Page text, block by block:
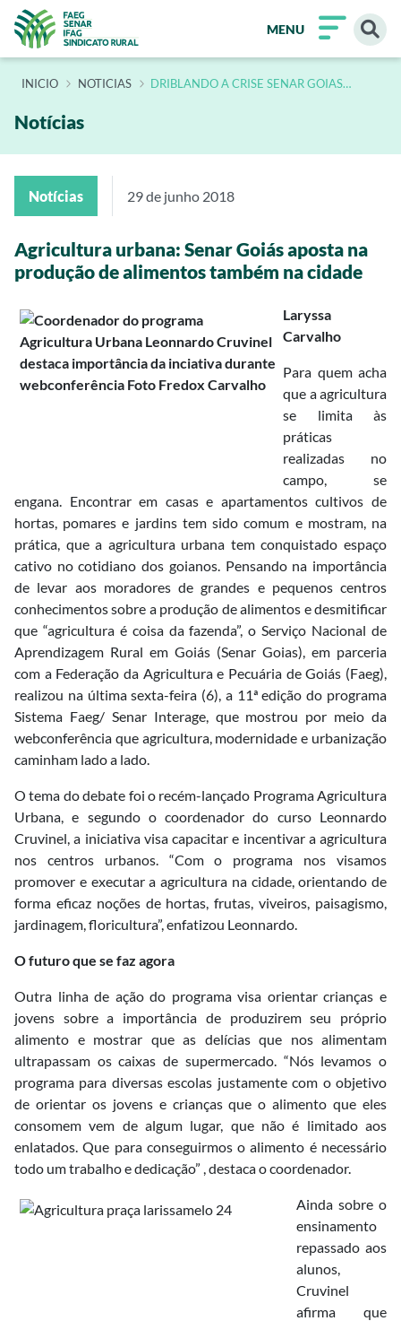
MENU
INÍCIO NOTICIAS DRIBLANDO A CRISE SENAR GOIAS
Notícias
Notícias 29 de junho 2018
Agricultura urbana: Senar Goiás aposta na
produção de alimentos também na cidade
Laryssa
Carvalho
Para quem acha
que a agricultura
se limita às
práticas
realizadas no
campo, se
engana. Encontrar em casas e apartamentos cultivos de
hortas, pomares e jardins tem sido comum e mostram, na
prática, que a agricultura urbana tem conquistado espaço
cativo no cotidiano dos goianos. Pensando na importância
de levar aos moradores de grandes e pequenos centros
conhecimentos sobre a produção de alimentos e desmitificar
que “agricultura é coisa da fazenda”, o Serviço Nacional de
Aprendizagem Rural em Goiás (Senar Goias), em parceria
com a Federação da Agricultura e Pecuária de Goiás (Faeg),
realizou na última sexta-feira (6), a 11ª edição do programa
Sistema Faeg/ Senar Interage, que mostrou por meio da
webconferência que agricultura, modernidade e urbanização
caminham lado a lado.
O tema do debate foi o recém-lançado Programa Agricultura
Urbana, e segundo o coordenador do curso Leonnardo
Cruvinel, a iniciativa visa capacitar e incentivar a agricultura
nos centros urbanos. “Com o programa nos visamos
promover e executar a agricultura na cidade, orientando de
forma eficaz noções de hortas, frutas, viveiros, paisagismo,
jardinagem, floricultura”, enfatizou Leonnardo.
O futuro que se faz agora
Outra linha de ação do programa visa orientar crianças e
jovens sobre a importância de produzirem seu próprio
alimento e mostrar que as delícias que nos alimentam
ultrapassam os caixas de supermercado. “Nós levamos o
programa para diversas escolas justamente com o objetivo
de orientar os jovens e crianças que o alimento que eles
consomem vem de algum lugar, que não é limitado aos
enlatados. Que para conseguirmos o alimento é necessário
todo um trabalho e dedicação” , destaca o coordenador.
Ainda sobre o
ensinamento
repassado aos
alunos,
Cruvinel
afirma que